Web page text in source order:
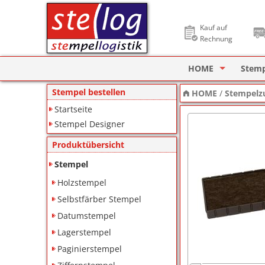
Kauf auf
Rechnung
HOME
Stempel Designer
ImageCard
Stempel bestellen
Startseite
Stempel Designer
Produktübersicht
Stempel
Holzstempel
Selbstfärber Stempel
Datumstempel
Lagerstempel
Paginierstempel
HOME /